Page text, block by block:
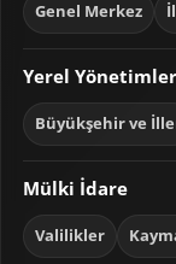
Genel Merkez
Yerel Yönetimler
Büyükşehir ve
Mülki İdare
Valilikler